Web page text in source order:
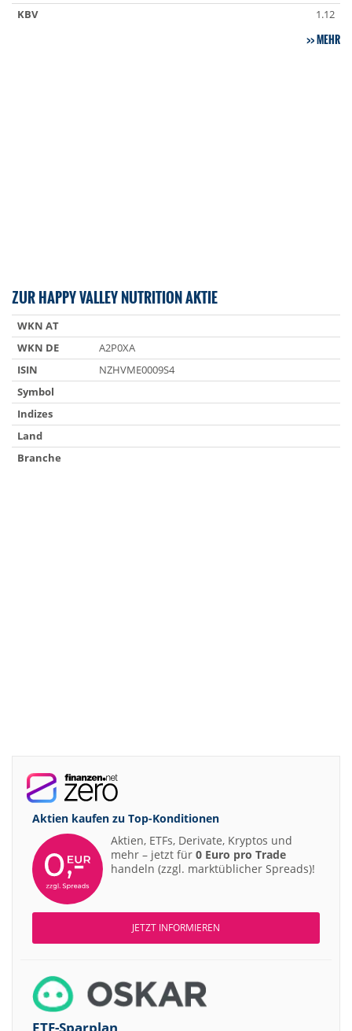
KBV
1.12
MEHR
ZUR HAPPY VALLEY NUTRITION AKTIE
WKN AT
WKN DE
A2P0XA
ISIN
NZHVME0009S4
Symbol
Indizes
Land
Branche
Aktien kaufen zu Top-Konditionen
Aktien, ETFs, Derivate, Kryptos und
mehr – jetzt für 0 Euro pro Trade
handeln (zzgl. marktüblicher Spreads)!
JETZT INFORMIEREN
ETF-Sparplan